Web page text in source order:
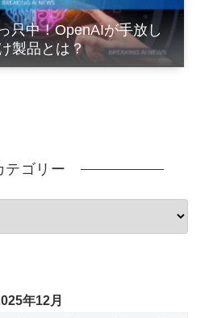
只中！OpenAIが手放し
製品とは？
テゴリー
年12月